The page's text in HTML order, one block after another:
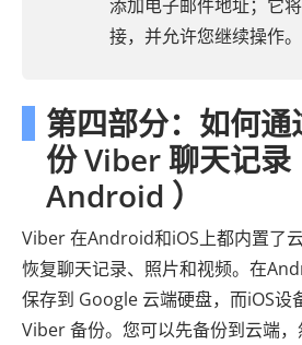
添加电子邮件地址；它
接，并允许您继续操作。
第四部分：如何
份 Viber 聊天记录
Android ）
Viber 在Android和iOS上都内置了
恢复聊天记录、照片和视频。在
保存到 Google 云端硬盘，而iOS设
Viber 备份。您可以先备份到云端，